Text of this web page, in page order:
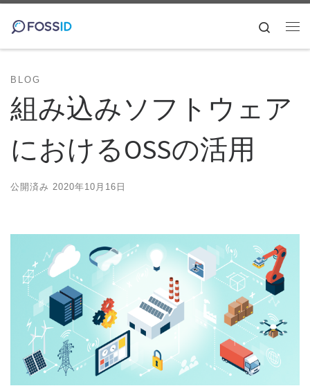
コンテンツへスキップ
Search
BLOG
組み込みソフトウェア
におけるOSSの活用
公開済み 2020年10月16日